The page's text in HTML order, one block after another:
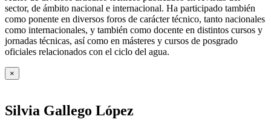
sector, de ámbito nacional e internacional. Ha participado también
como ponente en diversos foros de carácter técnico, tanto nacionales
como internacionales, y también como docente en distintos cursos y
jornadas técnicas, así como en másteres y cursos de posgrado
oficiales relacionados con el ciclo del agua.
×
Silvia Gallego López